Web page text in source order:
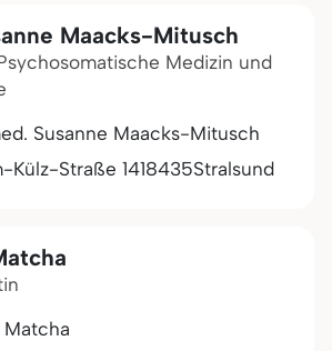
Maacks-Mitusch
Medizin und
Susanne Maacks-Mitusch
Külz-Straße 1418435Stralsund
Matcha